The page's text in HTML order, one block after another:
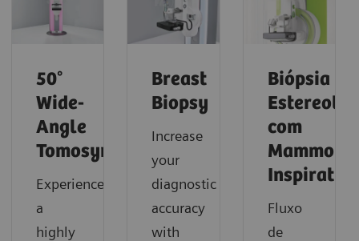
50°
Wide-
Angle
Tomosynthesis
Experience
a
highly
Breast
Biopsy
Increase
your
diagnostic
accuracy
with
Biópsia
com
Fluxo
de